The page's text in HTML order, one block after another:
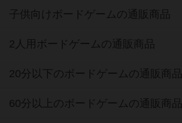
子供向けボードゲームの通販商品
2人用ボードゲームの通販商品
20分以下のボードゲームの通販商品
60分以上のボードゲームの通販商品